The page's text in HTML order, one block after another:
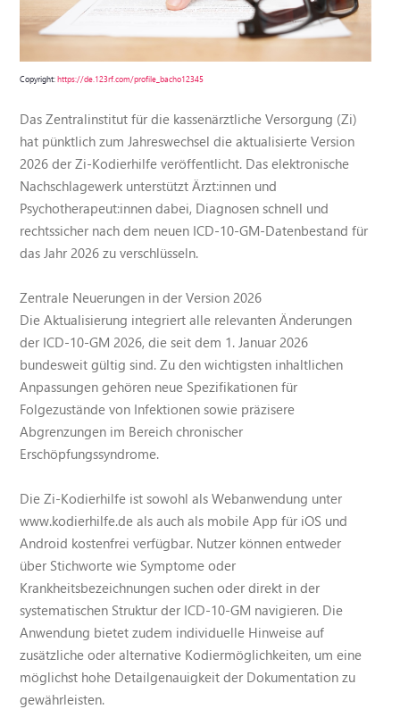
Copyright:https://de.123rf.com/profile_bacho12345
Das Zentralinstitut für die kassenärztliche Versorgung (Zi)
hat pünktlich zum Jahreswechsel die aktualisierte Version
2026 der Zi-Kodierhilfe veröffentlicht. Das elektronische
Nachschlagewerk unterstützt Ärzt:innen und
Psychotherapeut:innen dabei, Diagnosen schnell und
rechtssicher nach dem neuen ICD-10-GM-Datenbestand für
das Jahr 2026 zu verschlüsseln.
Zentrale Neuerungen in der Version 2026
Die Aktualisierung integriert alle relevanten Änderungen
der ICD-10-GM 2026, die seit dem 1. Januar 2026
bundesweit gültig sind. Zu den wichtigsten inhaltlichen
Anpassungen gehören neue Spezifikationen für
Folgezustände von Infektionen sowie präzisere
Abgrenzungen im Bereich chronischer
Erschöpfungssyndrome.
Die Zi-Kodierhilfe ist sowohl als Webanwendung unter
www.kodierhilfe.de als auch als mobile App für iOS und
Android kostenfrei verfügbar. Nutzer können entweder
über Stichworte wie Symptome oder
Krankheitsbezeichnungen suchen oder direkt in der
systematischen Struktur der ICD-10-GM navigieren. Die
Anwendung bietet zudem individuelle Hinweise auf
zusätzliche oder alternative Kodiermöglichkeiten, um eine
möglichst hohe Detailgenauigkeit der Dokumentation zu
gewährleisten.